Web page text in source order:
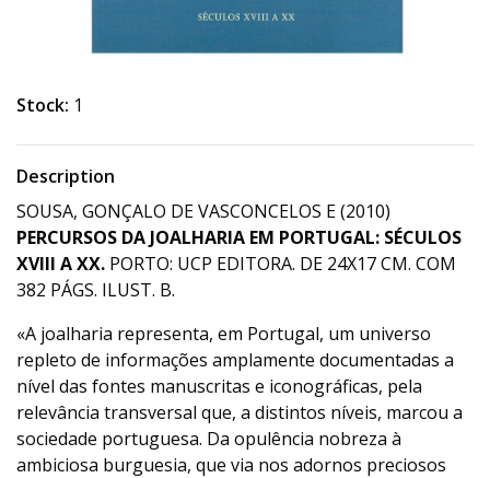
Stock: 1
Description
SOUSA, GONÇALO DE VASCONCELOS E (2010)
PERCURSOS DA JOALHARIA EM PORTUGAL: SÉCULOS
XVIII A XX. PORTO: UCP EDITORA. DE 24X17 CM. COM
382 PÁGS. ILUST. B.
«A joalharia representa, em Portugal, um universo
repleto de informações amplamente documentadas a
nível das fontes manuscritas e iconográficas, pela
relevância transversal que, a distintos níveis, marcou a
sociedade portuguesa. Da opulência nobreza à
ambiciosa burguesia, que via nos adornos preciosos